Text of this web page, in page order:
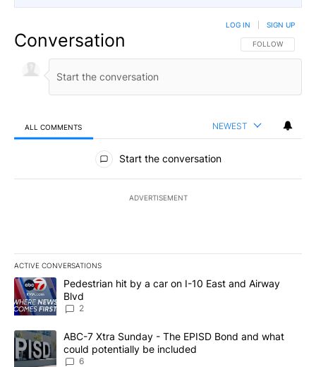
Conversation FOLLOW THIS
FOLLOW
LOG IN SIGN UP
ALL COMMENTS NEWEST
All Comments
Start the conversation
ADVERTISEMENT
ACTIVE CONVERSATIONS
The following is a list of the most commented articles in the last
A trending article titled "Pedestrian hit by a car on I-10 East and
Pedestrian hit by a car on I-10 East and Airway
Blvd
2
A trending article titled "ABC-7 Xtra Sunday - The EPISD Bond
ABC-7 Xtra Sunday - The EPISD Bond and what
could potentially be included
6